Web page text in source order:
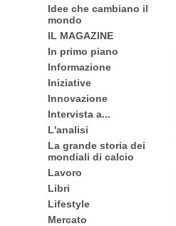
Idee che cambiano il
mondo
IL MAGAZINE
In primo piano
Informazione
Iniziative
Innovazione
Intervista a...
L'analisi
La grande storia dei
mondiali di calcio
Lavoro
Libri
Lifestyle
Mercato